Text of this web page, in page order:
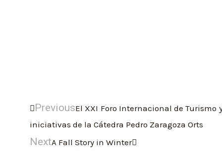
PreviousEl XXI Foro Internacional de
iniciativas de la Cátedra Pedro Zaragoza Orts
NextA Fall Story in Winter